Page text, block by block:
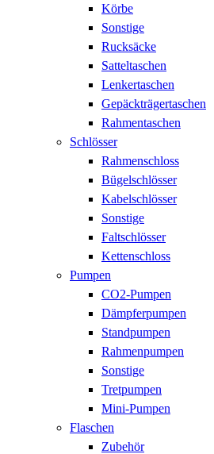
Körbe
Sonstige
Rucksäcke
Satteltaschen
Lenkertaschen
Gepäckträgertaschen
Rahmentaschen
Schlösser
Rahmenschloss
Bügelschlösser
Kabelschlösser
Sonstige
Faltschlösser
Kettenschloss
Pumpen
CO2-Pumpen
Dämpferpumpen
Standpumpen
Rahmenpumpen
Sonstige
Tretpumpen
Mini-Pumpen
Flaschen
Zubehör